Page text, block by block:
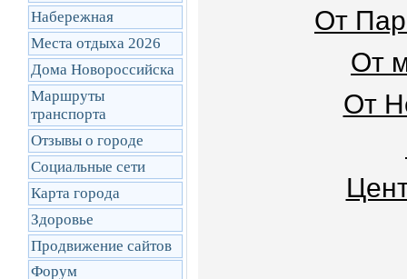
Набережная
Места отдыха 2026
Дома Новороссийска
Маршруты
транcпорта
Отзывы о городе
Социальные сети
Карта города
Здоровье
Продвижение сайтов
Форум
От
От
От